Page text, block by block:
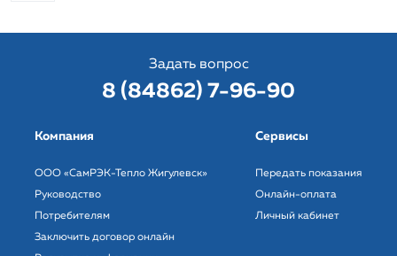
Задать вопрос
8 (84862) 7-96-90
Компания
ООО «СамРЭК-Тепло Жигулевск»
Руководство
Потребителям
Заключить договор онлайн
Сервисы
Передать показания
Онлайн-оплата
Личный кабинет